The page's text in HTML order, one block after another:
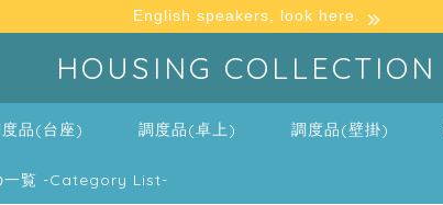
English speakers, look here.
HOUSING COLLECTION
品(台座) 調度品(卓上) 調度品(壁掛)
一覧 -Category List-